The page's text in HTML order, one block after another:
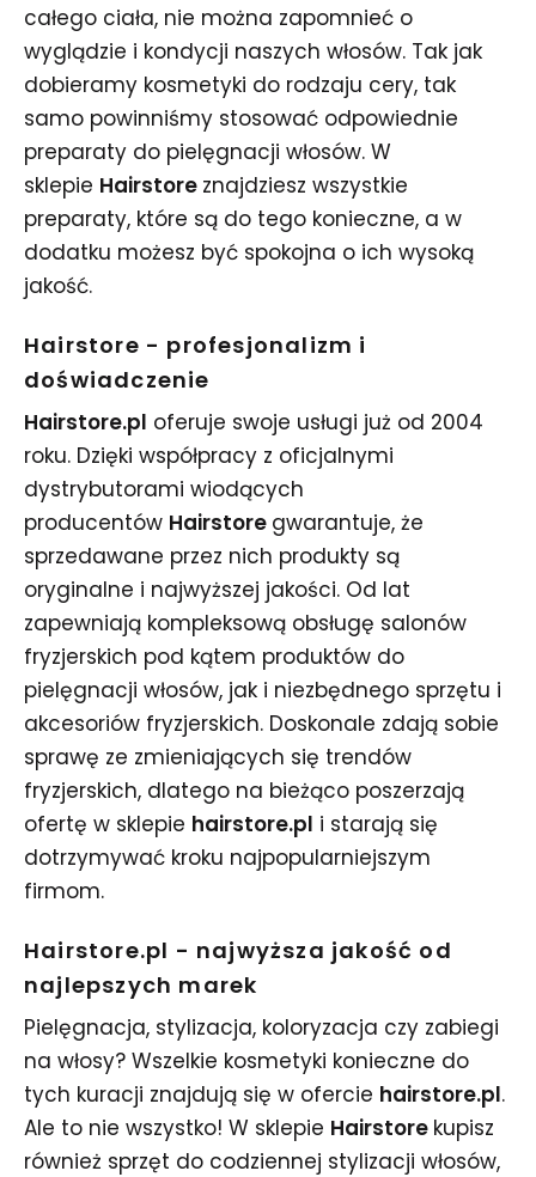
całego ciała, nie można zapomnieć o
wyglądzie i kondycji naszych włosów. Tak jak
dobieramy kosmetyki do rodzaju cery, tak
samo powinniśmy stosować odpowiednie
preparaty do pielęgnacji włosów. W
sklepie Hairstore znajdziesz wszystkie
preparaty, które są do tego konieczne, a w
dodatku możesz być spokojna o ich wysoką
jakość.
Hairstore - profesjonalizm i
doświadczenie
Hairstore.pl oferuje swoje usługi już od 2004
roku. Dzięki współpracy z oficjalnymi
dystrybutorami wiodących
producentów Hairstore gwarantuje, że
sprzedawane przez nich produkty są
oryginalne i najwyższej jakości. Od lat
zapewniają kompleksową obsługę salonów
fryzjerskich pod kątem produktów do
pielęgnacji włosów, jak i niezbędnego sprzętu i
akcesoriów fryzjerskich. Doskonale zdają sobie
sprawę ze zmieniających się trendów
fryzjerskich, dlatego na bieżąco poszerzają
ofertę w sklepie hairstore.pl i starają się
dotrzymywać kroku najpopularniejszym
firmom.
Hairstore.pl - najwyższa jakość od
najlepszych marek
Pielęgnacja, stylizacja, koloryzacja czy zabiegi
na włosy? Wszelkie kosmetyki konieczne do
tych kuracji znajdują się w ofercie hairstore.pl.
Ale to nie wszystko! W sklepie Hairstore kupisz
również sprzęt do codziennej stylizacji włosów,